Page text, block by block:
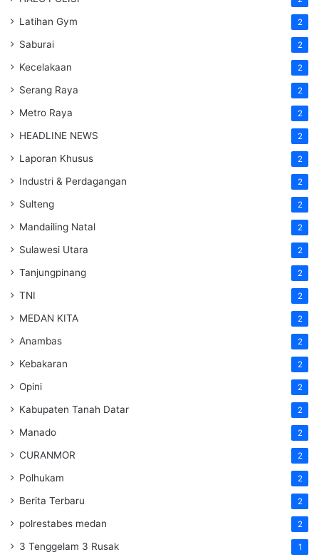
Latihan Gym 2
Saburai 2
Kecelakaan 2
Serang Raya 2
Metro Raya 2
HEADLINE NEWS 2
Laporan Khusus 2
Industri & Perdagangan 2
Sulteng 2
Mandailing Natal 2
Sulawesi Utara 2
Tanjungpinang 2
TNI 2
MEDAN KITA 2
Anambas 2
Kebakaran 2
Opini 2
Kabupaten Tanah Datar 2
Manado 2
CURANMOR 2
Polhukam 2
Berita Terbaru 2
polrestabes medan 2
3 Tenggelam 3 Rusak 1